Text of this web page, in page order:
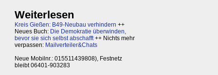
Weiterlesen
Kreis Gießen: B49-Neubau verhindern ++
Neues Buch: Die Demokratie überwinden,
bevor sie sich selbst abschafft++ Nichts mehr
verpassen: Mailverteiler&Chats
Neue Mobilnr.: 015511439808), Festnetz
bleibt 06401-903283